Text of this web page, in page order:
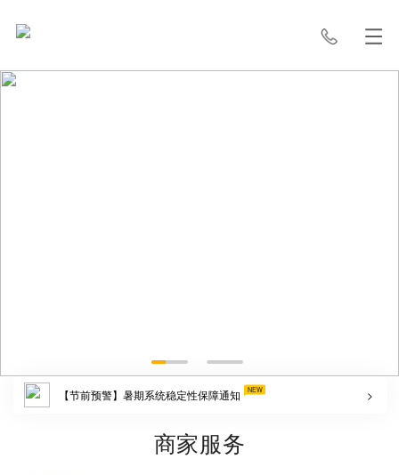
【节前预警】暑期系统稳定性保障通知 NEW
商家服务